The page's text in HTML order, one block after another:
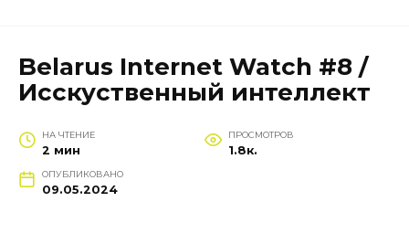
Belarus Internet Watch #8 /
Исскуственный интеллект
НА ЧТЕНИЕ
2 мин
ПРОСМОТРОВ
1.8к.
ОПУБЛИКОВАНО
09.05.2024